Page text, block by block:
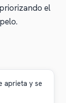
el
aprieta y se